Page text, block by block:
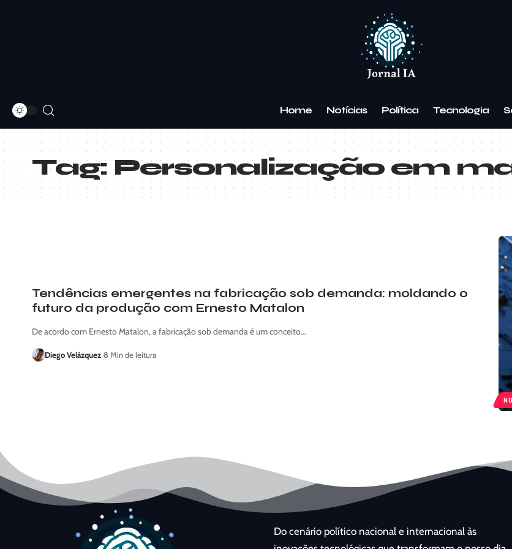
Home Notícias Política Tecnologia
Tag: Personalização em
Tendências emergentes na fabricação sob demanda: moldando o
futuro da produção com Ernesto Matalon
De acordo com Ernesto Matalon, a fabricação sob demanda é um conceito…
Diego Velázquez 8 Min de leitura
Do cenário político nacional e internacional às